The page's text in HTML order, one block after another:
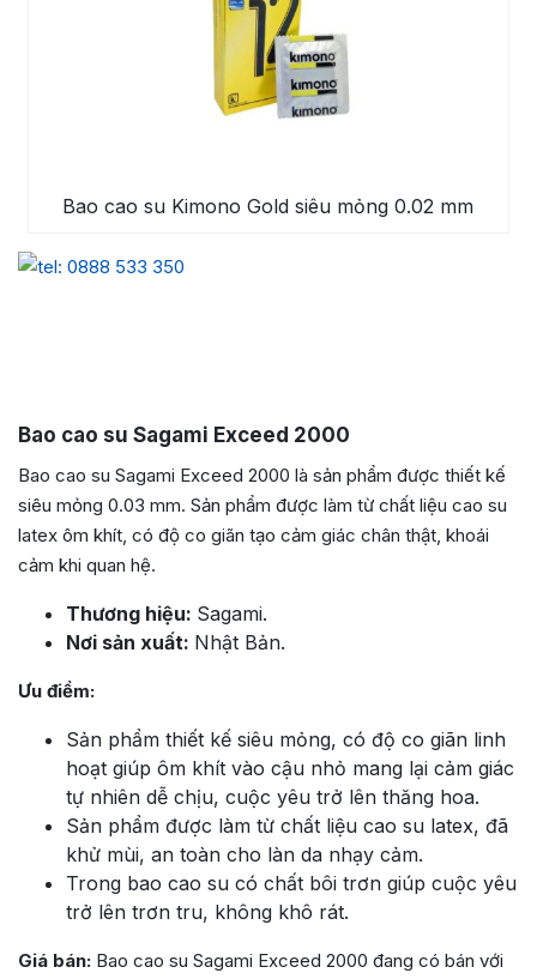
Bao cao su Kimono Gold siêu mỏng 0.02 mm
Bao cao su Sagami Exceed 2000
Bao cao su Sagami Exceed 2000 là sản phẩm được thiết kế
siêu mỏng 0.03 mm. Sản phẩm được làm từ chất liệu cao su
latex ôm khít, có độ co giãn tạo cảm giác chân thật, khoái
cảm khi quan hệ.
Thương hiệu: Sagami.
Nơi sản xuất: Nhật Bản.
Ưu điểm:
Sản phẩm thiết kế siêu mỏng, có độ co giãn linh
hoạt giúp ôm khít vào cậu nhỏ mang lại cảm giác
tự nhiên dễ chịu, cuộc yêu trở lên thăng hoa.
Sản phẩm được làm từ chất liệu cao su latex, đã
khử mùi, an toàn cho làn da nhạy cảm.
Trong bao cao su có chất bôi trơn giúp cuộc yêu
trở lên trơn tru, không khô rát.
Giá bán: Bao cao su Sagami Exceed 2000 đang có bán với